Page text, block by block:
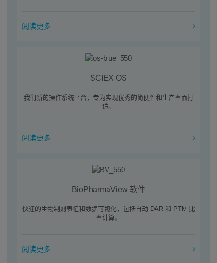
阅读更多
SCIEX OS
我们新的操作系统平台，专为实现优秀的简便性和生产率而打
造。
阅读更多
BioPharmaView 软件
快速的生物制剂表征和数据可视化，包括自动 DAR 和 PTM 比
率计算。
阅读更多